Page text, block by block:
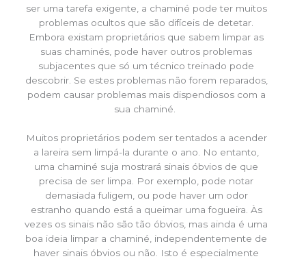
ser uma tarefa exigente, a chaminé pode ter muitos
problemas ocultos que são difíceis de detetar.
Embora existam proprietários que sabem limpar as
suas chaminés, pode haver outros problemas
subjacentes que só um técnico treinado pode
descobrir. Se estes problemas não forem reparados,
podem causar problemas mais dispendiosos com a
sua chaminé.
Muitos proprietários podem ser tentados a acender
a lareira sem limpá-la durante o ano. No entanto,
uma chaminé suja mostrará sinais óbvios de que
precisa de ser limpa. Por exemplo, pode notar
demasiada fuligem, ou pode haver um odor
estranho quando está a queimar uma fogueira. Às
vezes os sinais não são tão óbvios, mas ainda é uma
boa ideia limpar a chaminé, independentemente de
haver sinais óbvios ou não. Isto é especialmente